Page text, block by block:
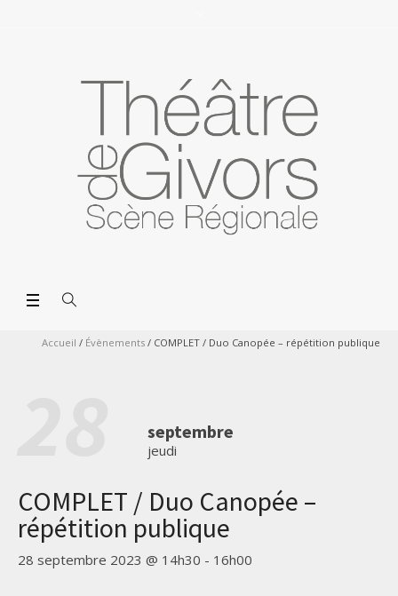
Accueil / Évènements / COMPLET / Duo Canopée – répétition publique
septembre
jeudi
COMPLET / Duo Canopée –
répétition publique
28 septembre 2023 @ 14h30 - 16h00